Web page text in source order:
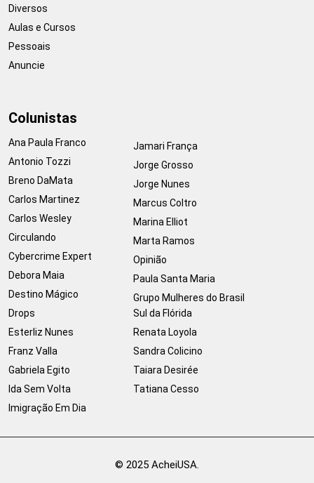
Diversos
Aulas e Cursos
Pessoais
Anuncie
Colunistas
Ana Paula Franco
Antonio Tozzi
Breno DaMata
Carlos Martinez
Carlos Wesley
Circulando
Cybercrime Expert
Debora Maia
Destino Mágico
Drops
Esterliz Nunes
Franz Valla
Gabriela Egito
Ida Sem Volta
Imigração Em Dia
Jamari França
Jorge Grosso
Jorge Nunes
Marcus Coltro
Marina Elliot
Marta Ramos
Opinião
Paula Santa Maria
Grupo Mulheres do Brasil
Sul da Flórida
Renata Loyola
Sandra Colicino
Taiara Desirée
Tatiana Cesso
© 2025 AcheiUSA.